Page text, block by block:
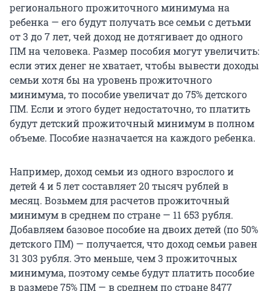
регионального прожиточного минимума на
ребенка — его будут получать все семьи с детьми
от 3 до 7 лет, чей доход не дотягивает до одного
ПМ на человека. Размер пособия могут увеличить:
если этих денег не хватает, чтобы вывести доходы
семьи хотя бы на уровень прожиточного
минимума, то пособие увеличат до 75% детского
ПМ. Если и этого будет недостаточно, то платить
будут детский прожиточный минимум в полном
объеме. Пособие назначается на каждого ребенка.
Например, доход семьи из одного взрослого и
детей 4 и 5 лет составляет 20 тысяч рублей в
месяц. Возьмем для расчетов прожиточный
минимум в среднем по стране — 11 653 рубля.
Добавляем базовое пособие на двоих детей (по 50%
детского ПМ) — получается, что доход семьи равен
31 303 рубля. Это меньше, чем 3 прожиточных
минимума, поэтому семье будут платить пособие
в размере 75% ПМ — в среднем по стране 8477